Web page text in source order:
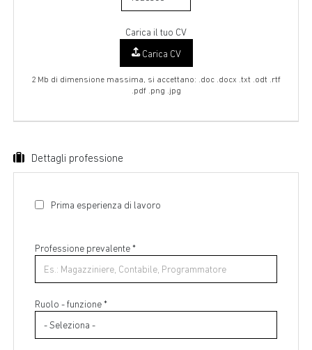
Carica il tuo CV
Carica CV
2 Mb di dimensione massima, si accettano: .doc .docx .txt .odt .rtf
.pdf .png .jpg
Dettagli professione
Prima esperienza di lavoro
Professione prevalente*
Ruolo - funzione *